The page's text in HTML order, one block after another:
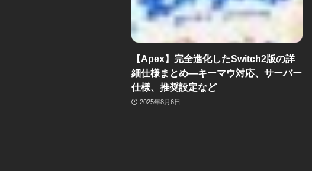
【Apex】完全進化したSwitch2版の詳
細仕様まとめ―キーマウ対応、サーバー
仕様、推奨設定など
2025年8月6日